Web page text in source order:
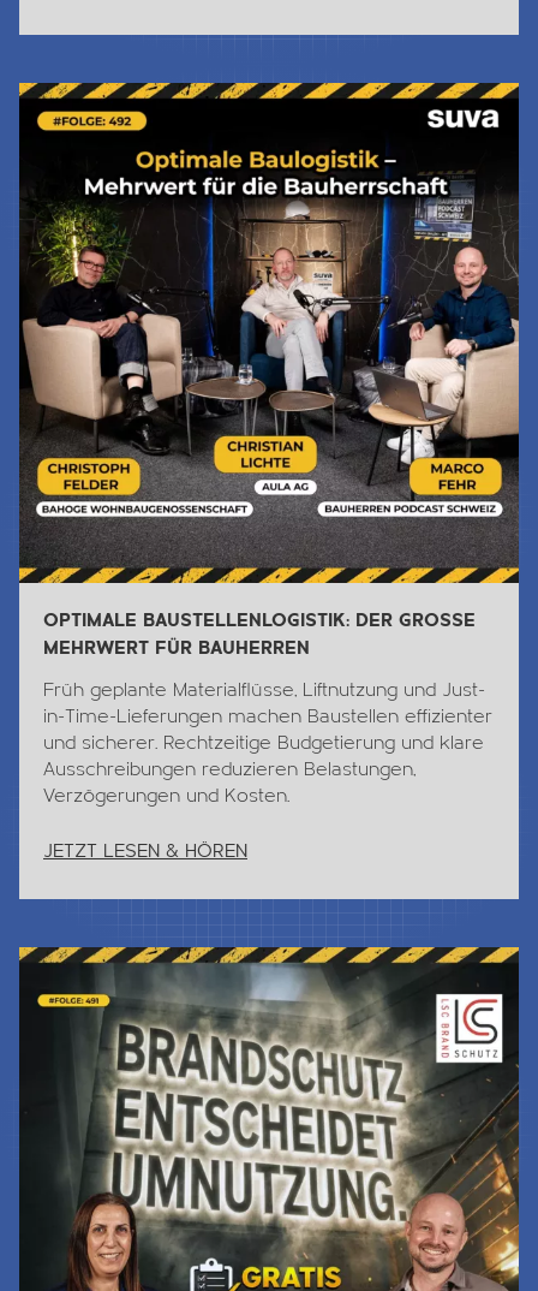
OPTIMALE BAUSTELLENLOGISTIK: DER GROSSE
MEHRWERT FÜR BAUHERREN
Früh geplante Materialflüsse, Liftnutzung und Just-
in-Time-Lieferungen machen Baustellen effizienter
und sicherer. Rechtzeitige Budgetierung und klare
Ausschreibungen reduzieren Belastungen,
Verzögerungen und Kosten.
JETZT LESEN & HÖREN
Jetzt Lesen & Hören
Jetzt Lesen & Hören